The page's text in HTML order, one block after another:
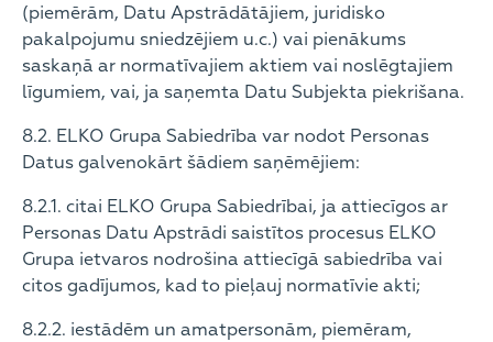
(piemērām, Datu Apstrādātājiem, juridisko
pakalpojumu sniedzējiem u.c.) vai pienākums
saskaņā ar normatīvajiem aktiem vai noslēgtajiem
līgumiem, vai, ja saņemta Datu Subjekta piekrišana.
8.2. ELKO Grupa Sabiedrība var nodot Personas
Datus galvenokārt šādiem saņēmējiem:
8.2.1. citai ELKO Grupa Sabiedrībai, ja attiecīgos ar
Personas Datu Apstrādi saistītos procesus ELKO
Grupa ietvaros nodrošina attiecīgā sabiedrība vai
citos gadījumos, kad to pieļauj normatīvie akti;
8.2.2. iestādēm un amatpersonām, piemēram,